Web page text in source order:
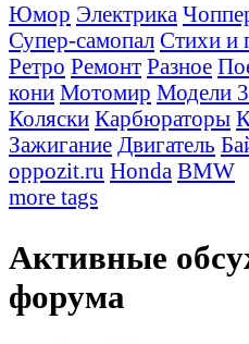
Юмор Электрика
Супер-самопал Стихи и
Ретро Ремонт Разное
кони Мотомир Модели
Коляски Карбюраторы
Зажигание Двигатель
oppozit.ru Honda BMW
more tags
Активные
форума